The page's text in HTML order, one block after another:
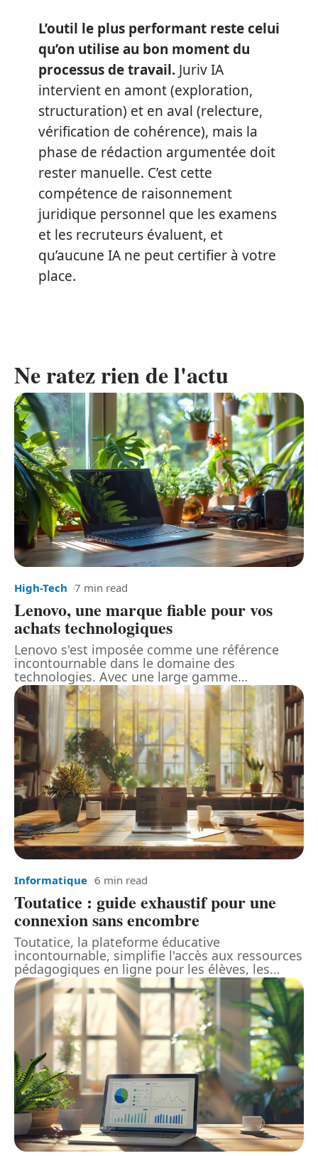
L’outil le plus performant reste celui
qu’on utilise au bon moment du
processus de travail. Juriv IA
intervient en amont (exploration,
structuration) et en aval (relecture,
vérification de cohérence), mais la
phase de rédaction argumentée doit
rester manuelle. C’est cette
compétence de raisonnement
juridique personnel que les examens
et les recruteurs évaluent, et
qu’aucune IA ne peut certifier à votre
place.
Ne ratez rien de l'actu
High-Tech 7 min read
Lenovo, une marque fiable pour vos
achats technologiques
Lenovo s'est imposée comme une référence
incontournable dans le domaine des
technologies. Avec une large gamme…
Informatique 6 min read
Toutatice : guide exhaustif pour une
connexion sans encombre
Toutatice, la plateforme éducative
incontournable, simplifie l'accès aux ressources
pédagogiques en ligne pour les élèves, les…